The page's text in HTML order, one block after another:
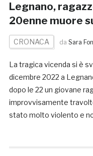
Legnano,
20enne muore
CRONACA da Sara
La tragica vicenda si è
dicembre 2022 a
dopo le 22 un giovane
improvvisamente
stato molto violento e